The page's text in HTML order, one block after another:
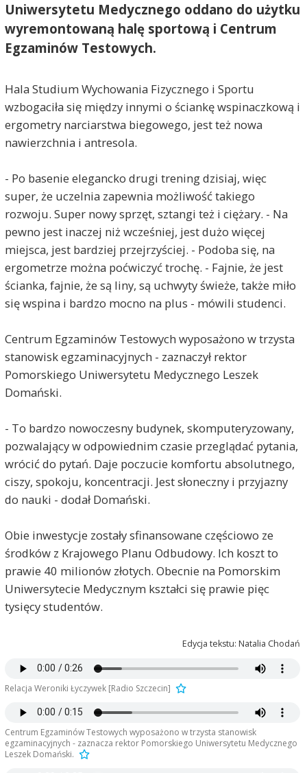
Uniwersytetu Medycznego oddano do użytku
wyremontowaną halę sportową i Centrum
Egzaminów Testowych.
Hala Studium Wychowania Fizycznego i Sportu
wzbogaciła się między innymi o ściankę wspinaczkową i
ergometry narciarstwa biegowego, jest też nowa
nawierzchnia i antresola.
- Po basenie elegancko drugi trening dzisiaj, więc
super, że uczelnia zapewnia możliwość takiego
rozwoju. Super nowy sprzęt, sztangi też i ciężary. - Na
pewno jest inaczej niż wcześniej, jest dużo więcej
miejsca, jest bardziej przejrzyściej. - Podoba się, na
ergometrze można poćwiczyć trochę. - Fajnie, że jest
ścianka, fajnie, że są liny, są uchwyty świeże, także miło
się wspina i bardzo mocno na plus - mówili studenci.
Centrum Egzaminów Testowych wyposażono w trzysta
stanowisk egzaminacyjnych - zaznaczył rektor
Pomorskiego Uniwersytetu Medycznego Leszek
Domański.
- To bardzo nowoczesny budynek, skomputeryzowany,
pozwalający w odpowiednim czasie przeglądać pytania,
wrócić do pytań. Daje poczucie komfortu absolutnego,
ciszy, spokoju, koncentracji. Jest słoneczny i przyjazny
do nauki - dodał Domański.
Obie inwestycje zostały sfinansowane częściowo ze
środków z Krajowego Planu Odbudowy. Ich koszt to
prawie 40 milionów złotych. Obecnie na Pomorskim
Uniwersytecie Medycznym kształci się prawie pięc
tysięcy studentów.
Edycja tekstu: Natalia Chodań
Relacja Weroniki Łyczywek [Radio Szczecin]
Centrum Egzaminów Testowych wyposażono w trzysta stanowisk
egzaminacyjnych - zaznacza rektor Pomorskiego Uniwersytetu Medycznego
Leszek Domański.